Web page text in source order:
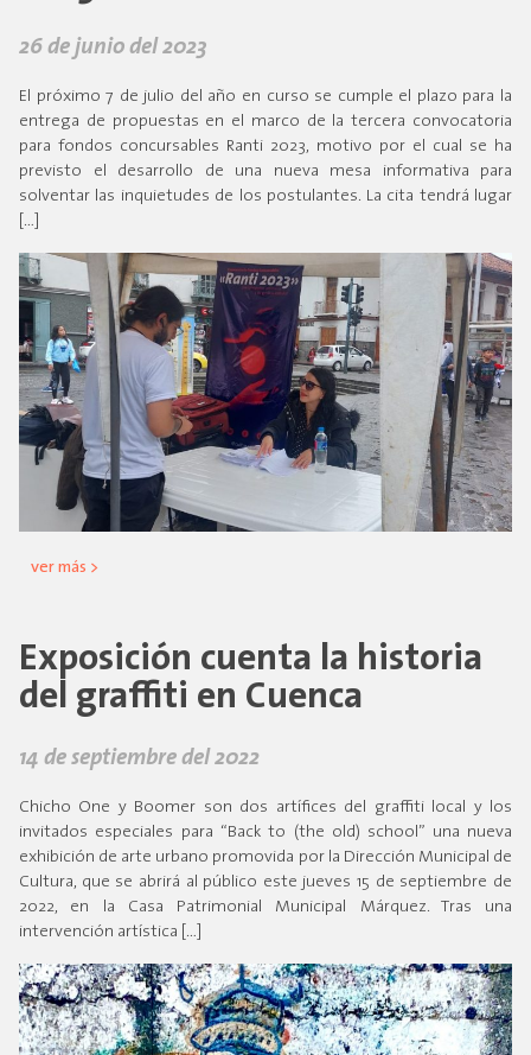
26 de junio del 2023
El próximo 7 de julio del año en curso se cumple el plazo para la
entrega de propuestas en el marco de la tercera convocatoria
para fondos concursables Ranti 2023, motivo por el cual se ha
previsto el desarrollo de una nueva mesa informativa para
solventar las inquietudes de los postulantes. La cita tendrá lugar
[…]
ver más >
Exposición cuenta la historia
del graffiti en Cuenca
14 de septiembre del 2022
Chicho One y Boomer son dos artífices del graffiti local y los
invitados especiales para “Back to (the old) school” una nueva
exhibición de arte urbano promovida por la Dirección Municipal de
Cultura, que se abrirá al público este jueves 15 de septiembre de
2022, en la Casa Patrimonial Municipal Márquez. Tras una
intervención artística […]